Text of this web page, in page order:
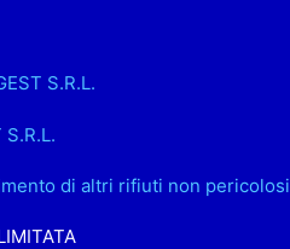
S.R.L.
di altri rifiuti non pericolosi